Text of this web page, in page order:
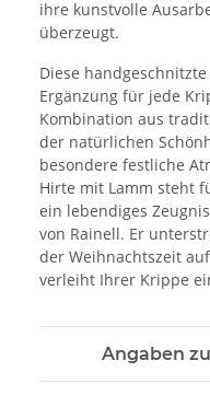
ihre kunstvolle
überzeugt.
Diese
Ergänzung für jede
Kombination aus
der natürlichen
besondere festliche
Hirte mit Lamm steht
ein lebendiges
von Rainell. Er
der Weihnachtszeit
verleiht Ihrer Krippe
Angaben